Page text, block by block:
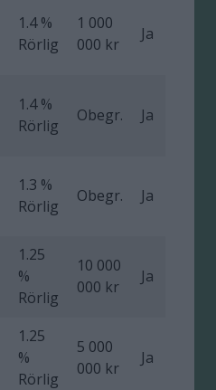
1.4 %
Rörlig
1 000
000 kr
Ja
1.4 %
Rörlig
Obegr. Ja
1.3 %
Rörlig
Obegr. Ja
1.25
%
Rörlig
10 000
000 kr
Ja
1.25
%
Rörlig
5 000
000 kr
Ja